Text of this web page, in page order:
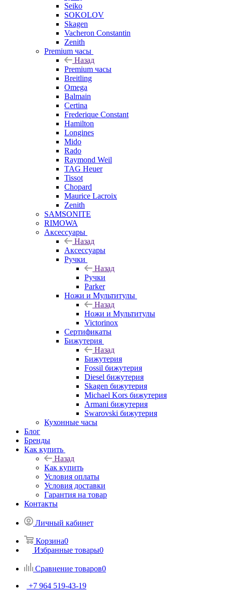
Seiko
SOKOLOV
Skagen
Vacheron Constantin
Zenith
Premium часы
Назад
Premium часы
Breitling
Omega
Balmain
Certina
Frederique Constant
Hamilton
Longines
Mido
Rado
Raymond Weil
TAG Heuer
Tissot
Chopard
Maurice Lacroix
Zenith
SAMSONITE
RIMOWA
Аксессуары
Назад
Аксессуары
Ручки
Назад
Ручки
Parker
Ножи и Мультитулы
Назад
Ножи и Мультитулы
Victorinox
Сертификаты
Бижутерия
Назад
Бижутерия
Fossil бижутерия
Diesel бижутерия
Skagen бижутерия
Michael Kors бижутерия
Armani бижутерия
Swarovski бижутерия
Кухонные часы
Блог
Бренды
Как купить
Назад
Как купить
Условия оплаты
Условия доставки
Гарантия на товар
Контакты
Личный кабинет
Корзина0
Избранные товары0
Сравнение товаров0
+7 964 519-43-19